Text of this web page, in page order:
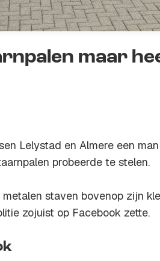
maar
Lelystad en Almere een man
probeerde te stelen.
staven bovenop zijn
zojuist op Facebook zette.